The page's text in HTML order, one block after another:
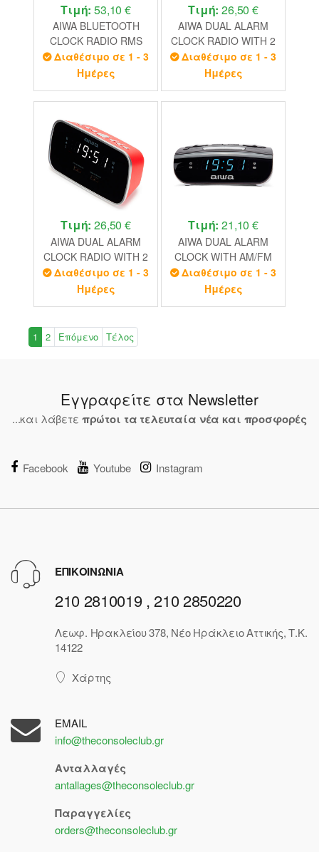
Τιμή:53,10 €
AIWA BLUETOOTH
CLOCK RADIO RMS
20W
Διαθέσιμο σε 1 - 3
Ημέρες
Τιμή:26,50 €
AIWA DUAL ALARM
CLOCK RADIO WITH 2
CHARGING USB
PORTS BLACK
Διαθέσιμο σε 1 - 3
Ημέρες
Τιμή:26,50 €
AIWA DUAL ALARM
CLOCK RADIO WITH 2
CHARGING USB
PORTS RED
Διαθέσιμο σε 1 - 3
Ημέρες
Τιμή:21,10 €
AIWA DUAL ALARM
CLOCK WITH AM/FM
PLL RADIO
Διαθέσιμο σε 1 - 3
Ημέρες
1 2 Επόμενο Τέλος
Εγγραφείτε στα Newsletter
...και λάβετε πρώτοι τα τελευταία νέα και προσφορές
Facebook Youtube Instagram
ΕΠΙΚΟΙΝΩΝΙΑ
210 2810019 , 210 2850220
Λεωφ. Ηρακλείου 378, Νέο Ηράκλειο Αττικής, Τ.Κ.
14122
Χάρτης
EMAIL
info@theconsoleclub.gr
Ανταλλαγές
antallages@theconsoleclub.gr
Παραγγελίες
orders@theconsoleclub.gr